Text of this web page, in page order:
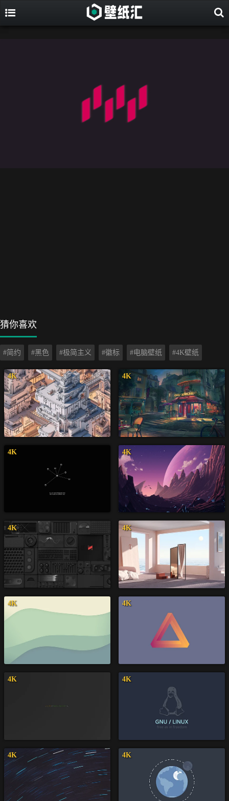
猜你喜欢
#简约 #黑色 #极简主义 #徽标 #电脑壁纸 #4K壁纸
4K 4K
4K 4K
4K 4K
4K 4K
4K 4K
4K 4K